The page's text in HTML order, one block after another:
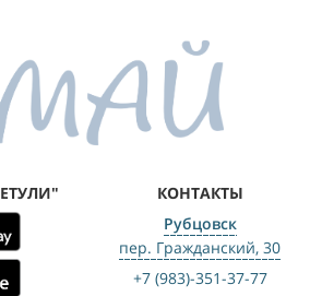
КОНТАКТЫ
Рубцовск
пер. Гражданский, 30
+7 (983)-351-37-77